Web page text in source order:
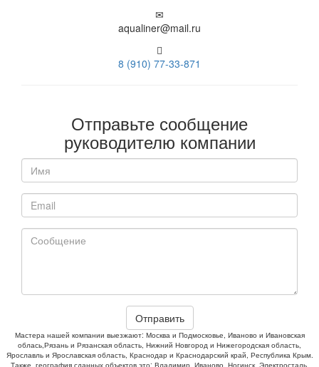
aqualiner@mail.ru
8 (910) 77-33-871
Отправьте сообщение
руководителю компании
Отправить
Мастера нашей компании выезжают: Москва и Подмосковье, Иваново и Ивановская
облась,Рязань и Рязанская область, Нижний Новгород и Нижегородская область,
Ярославль и Ярославская область, Краснодар и Краснодарский край, Республика Крым.
Также, география сданных объектов это: Владимир, Иваново, Ногинск, Электросталь,